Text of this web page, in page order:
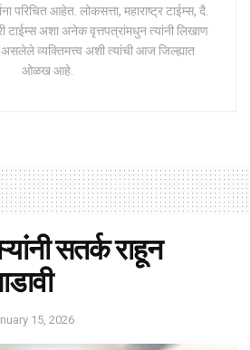
परिचित आहेत. लोकसत्ता, महाराष्ट्र टाईम्स, दै.
टाईम्स अशा अनेक वृत्तपत्रांमधुन त्यांनी लिखाण
व्यक्तिमत्त्व अशी त्यांची आज जिल्ह्यात
ओळख आहे.
सतर्क राहून
15, 2026